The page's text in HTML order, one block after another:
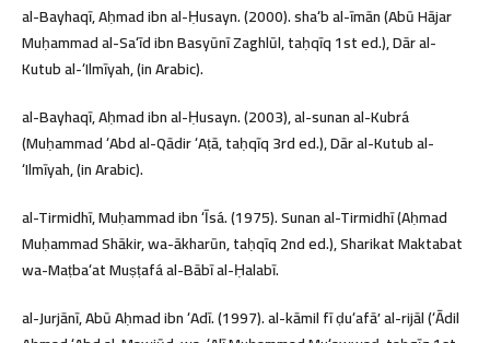
al-Bayhaqī, Aḥmad ibn al-Ḥusayn. (2000). shaʻb al-īmān (Abū Hājar
Muḥammad al-Saʻīd ibn Basyūnī Zaghlūl, taḥqīq 1st ed.), Dār al-
Kutub al-ʻIlmīyah, (in Arabic).
al-Bayhaqī, Aḥmad ibn al-Ḥusayn. (2003), al-sunan al-Kubrá
(Muḥammad ʻAbd al-Qādir ʻAṭā, taḥqīq 3rd ed.), Dār al-Kutub al-
ʻIlmīyah, (in Arabic).
al-Tirmidhī, Muḥammad ibn ʻĪsá. (1975). Sunan al-Tirmidhī (Aḥmad
Muḥammad Shākir, wa-ākharūn, taḥqīq 2nd ed.), Sharikat Maktabat
wa-Maṭbaʻat Muṣṭafá al-Bābī al-Ḥalabī.
al-Jurjānī, Abū Aḥmad ibn ʻAdī. (1997). al-kāmil fī ḍuʻafāʼ al-rijāl (ʻĀdil